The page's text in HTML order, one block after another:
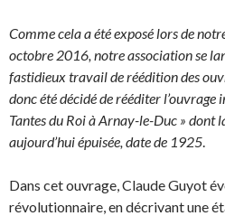
Comme cela a été exposé lors de
octobre 2016, notre association se
fastidieux travail de réédition des
donc été décidé de rééditer l’ouvrage
Tantes du Roi à Arnay-le-Duc » dont
aujourd’hui épuisée, date de 1925
Dans cet ouvrage, Claude Guyot
révolutionnaire, en décrivant une